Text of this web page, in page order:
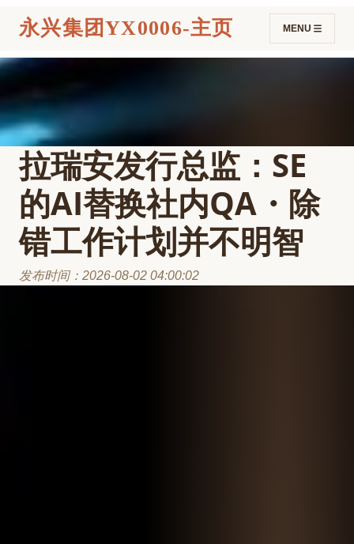
永兴集团YX0006-主页 MENU
拉瑞安发行总监：SE
的AI替换社内QA・除
错工作计划并不明智
发布时间：2026-08-02 04:00:02